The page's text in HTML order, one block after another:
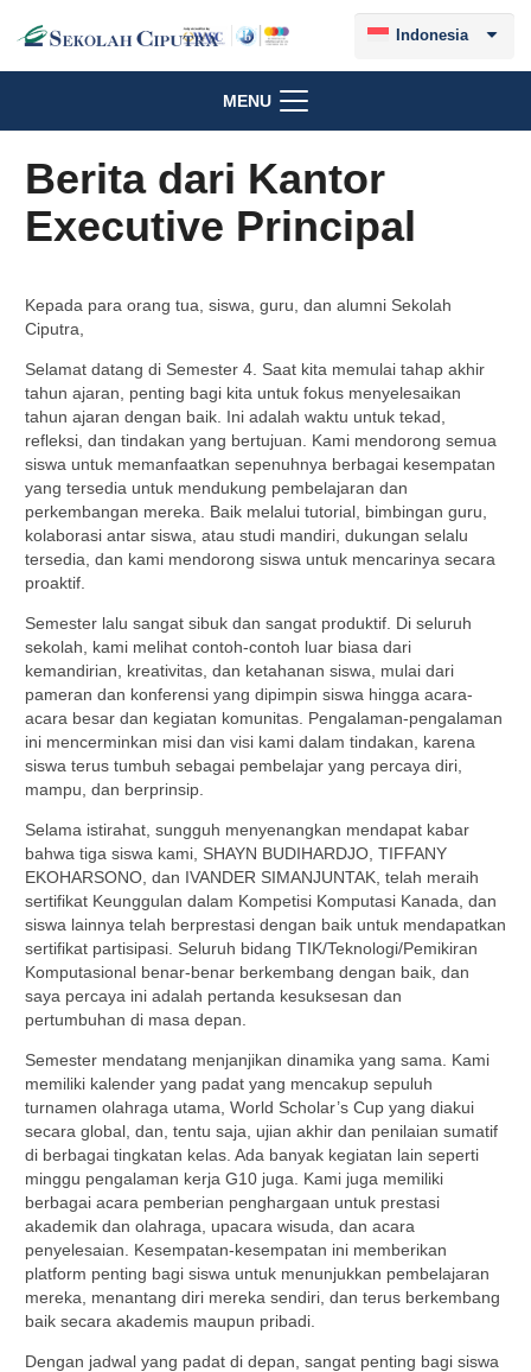
Indonesia
MENU
Berita dari Kantor
Executive Principal
Kepada para orang tua, siswa, guru, dan alumni Sekolah
Ciputra,
Selamat datang di Semester 4. Saat kita memulai tahap akhir
tahun ajaran, penting bagi kita untuk fokus menyelesaikan
tahun ajaran dengan baik. Ini adalah waktu untuk tekad,
refleksi, dan tindakan yang bertujuan. Kami mendorong semua
siswa untuk memanfaatkan sepenuhnya berbagai kesempatan
yang tersedia untuk mendukung pembelajaran dan
perkembangan mereka. Baik melalui tutorial, bimbingan guru,
kolaborasi antar siswa, atau studi mandiri, dukungan selalu
tersedia, dan kami mendorong siswa untuk mencarinya secara
proaktif.
Semester lalu sangat sibuk dan sangat produktif. Di seluruh
sekolah, kami melihat contoh-contoh luar biasa dari
kemandirian, kreativitas, dan ketahanan siswa, mulai dari
pameran dan konferensi yang dipimpin siswa hingga acara-
acara besar dan kegiatan komunitas. Pengalaman-pengalaman
ini mencerminkan misi dan visi kami dalam tindakan, karena
siswa terus tumbuh sebagai pembelajar yang percaya diri,
mampu, dan berprinsip.
Selama istirahat, sungguh menyenangkan mendapat kabar
bahwa tiga siswa kami, SHAYN BUDIHARDJO, TIFFANY
EKOHARSONO, dan IVANDER SIMANJUNTAK, telah meraih
sertifikat Keunggulan dalam Kompetisi Komputasi Kanada, dan
siswa lainnya telah berprestasi dengan baik untuk mendapatkan
sertifikat partisipasi. Seluruh bidang TIK/Teknologi/Pemikiran
Komputasional benar-benar berkembang dengan baik, dan
saya percaya ini adalah pertanda kesuksesan dan
pertumbuhan di masa depan.
Semester mendatang menjanjikan dinamika yang sama. Kami
memiliki kalender yang padat yang mencakup sepuluh
turnamen olahraga utama, World Scholar’s Cup yang diakui
secara global, dan, tentu saja, ujian akhir dan penilaian sumatif
di berbagai tingkatan kelas. Ada banyak kegiatan lain seperti
minggu pengalaman kerja G10 juga. Kami juga memiliki
berbagai acara pemberian penghargaan untuk prestasi
akademik dan olahraga, upacara wisuda, dan acara
penyelesaian. Kesempatan-kesempatan ini memberikan
platform penting bagi siswa untuk menunjukkan pembelajaran
mereka, menantang diri mereka sendiri, dan terus berkembang
baik secara akademis maupun pribadi.
Dengan jadwal yang padat di depan, sangat penting bagi siswa